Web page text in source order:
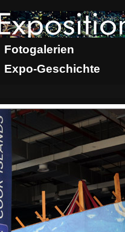
Fotogalerien
Expo-Geschichte